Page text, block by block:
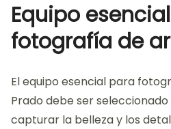
Equipo
fotografía de
El equipo esencial para
Prado debe ser
capturar la belleza y los